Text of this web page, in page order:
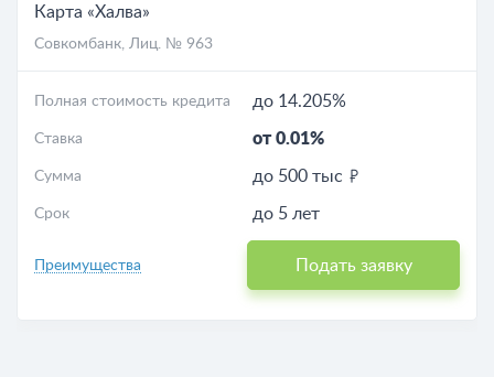
Карта «Халва»
Совкомбанк, Лиц. № 963
Полная стоимость кредита до 14.205%
Ставка от 0.01%
Сумма до 500 тыс
Срок до 5 лет
Преимущества Подать заявку